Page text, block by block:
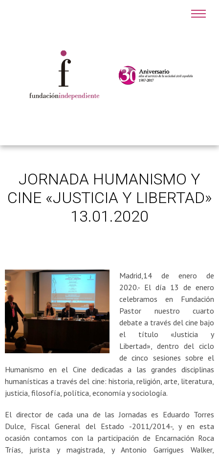
JORNADA HUMANISMO Y
CINE «JUSTICIA Y LIBERTAD»
13.01.2020
Madrid,14 de enero de
2020.- El día 13 de enero
celebramos en Fundación
Pastor nuestro cuarto
debate a través del cine bajo
el título «Justicia y
Libertad», dentro del ciclo
de cinco sesiones sobre el
Humanismo en el Cine dedicadas a las grandes disciplinas
humanísticas a través del cine: historia, religión, arte, literatura,
justicia, filosofía, política, economía y sociología.
El director de cada una de las Jornadas es Eduardo Torres
Dulce, Fiscal General del Estado -2011/2014-, y en esta
ocasión contamos con la participación de Encarnación Roca
Trías, jurista y magistrada, y Antonio Garrigues Walker,